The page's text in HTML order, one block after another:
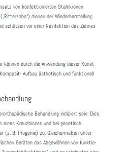
von konfek­tio­nierten Stahl­kronen
dienen der Wieder­her­stel­lung
schützen vor einer Reinfek­tion des Zahnes
durch die Anwen­dung dieser Kunst­
Aufbau ästhe­tisch und funk­tio­nell
Behand­lung indi­ziert sein. Dies
eines Kreuz­bisses und bei gene­tisch
(z. B. Progenie) zu. Glei­cher­maßen unter­
Geräten das Abge­wöhnen von funk­tio­